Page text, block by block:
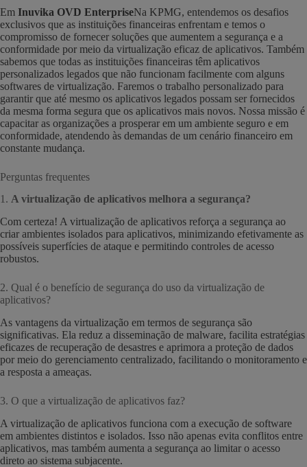
Em Inuvika OVD EnterpriseNa KPMG, entendemos os desafios
exclusivos que as instituições financeiras enfrentam e temos o
compromisso de fornecer soluções que aumentem a segurança e a
conformidade por meio da virtualização eficaz de aplicativos. Também
sabemos que todas as instituições financeiras têm aplicativos
personalizados legados que não funcionam facilmente com alguns
softwares de virtualização. Faremos o trabalho personalizado para
garantir que até mesmo os aplicativos legados possam ser fornecidos
da mesma forma segura que os aplicativos mais novos. Nossa missão é
capacitar as organizações a prosperar em um ambiente seguro e em
conformidade, atendendo às demandas de um cenário financeiro em
constante mudança.
Perguntas frequentes
1. A virtualização de aplicativos melhora a segurança?
Com certeza! A virtualização de aplicativos reforça a segurança ao
criar ambientes isolados para aplicativos, minimizando efetivamente as
possíveis superfícies de ataque e permitindo controles de acesso
robustos.
2. Qual é o benefício de segurança do uso da virtualização de
aplicativos?
As vantagens da virtualização em termos de segurança são
significativas. Ela reduz a disseminação de malware, facilita estratégias
eficazes de recuperação de desastres e aprimora a proteção de dados
por meio do gerenciamento centralizado, facilitando o monitoramento e
a resposta a ameaças.
3. O que a virtualização de aplicativos faz?
A virtualização de aplicativos funciona com a execução de software
em ambientes distintos e isolados. Isso não apenas evita conflitos entre
aplicativos, mas também aumenta a segurança ao limitar o acesso
direto ao sistema subjacente.